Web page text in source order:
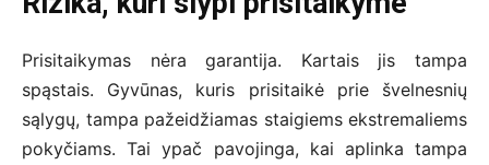
Prisitaikymas nėra garantija. Kartais jis tampa
spąstais. Gyvūnas, kuris prisitaikė prie švelnesnių
sąlygų, tampa pažeidžiamas staigiems ekstremaliems
pokyčiams. Tai ypač pavojinga, kai aplinka tampa